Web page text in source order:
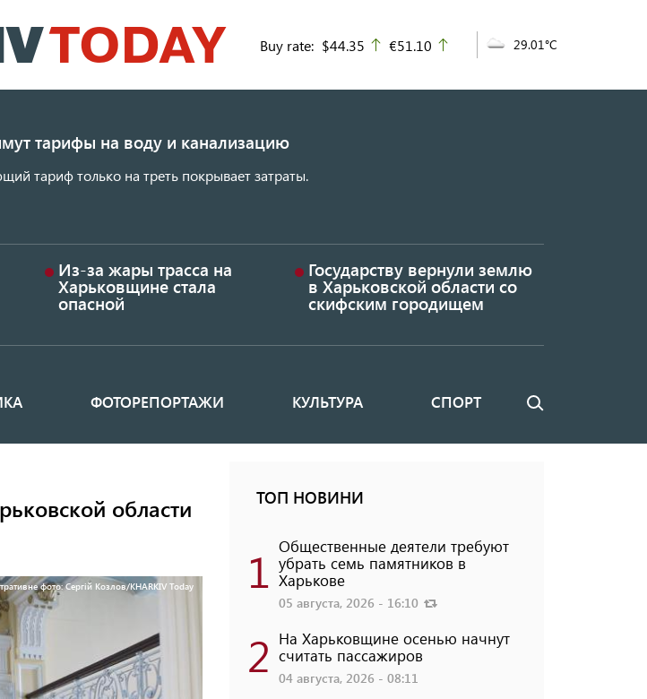
к
основному
Buy rate: $44.35 up
€51.10 29.01°C
тарифы на воду и канализацию
тариф только на треть покрывает затраты.
Из-за жары трасса на
Харьковщине стала
опасной
Государству вернули землю
в Харьковской области со
скифским городищем
ФОТОРЕПОРТАЖИ КУЛЬТУРА СПОРТ Поиск
области
фото: Сергій Козлов/KHARKIV Today
ТОП НОВИНИ
1 Общественные деятели требуют
убрать семь памятников в
Харькове
05 августа, 2026 - 16:10
2 На Харьковщине осенью начнут
считать пассажиров
04 августа, 2026 - 08:11